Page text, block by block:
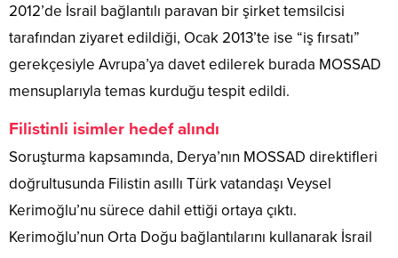
2012’de İsrail bağlantılı paravan bir şirket temsilcisi
tarafından ziyaret edildiği, Ocak 2013’te ise “iş fırsatı”
gerekçesiyle Avrupa’ya davet edilerek burada MOSSAD
mensuplarıyla temas kurduğu tespit edildi.
Filistinli isimler hedef alındı
Soruşturma kapsamında, Derya’nın MOSSAD direktifleri
doğrultusunda Filistin asıllı Türk vatandaşı Veysel
Kerimoğlu’nu sürece dahil ettiği ortaya çıktı.
Kerimoğlu’nun Orta Doğu bağlantılarını kullanarak İsrail